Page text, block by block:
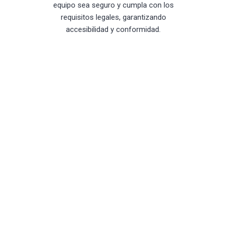
equipo sea seguro y cumpla con los
requisitos legales, garantizando
accesibilidad y conformidad.